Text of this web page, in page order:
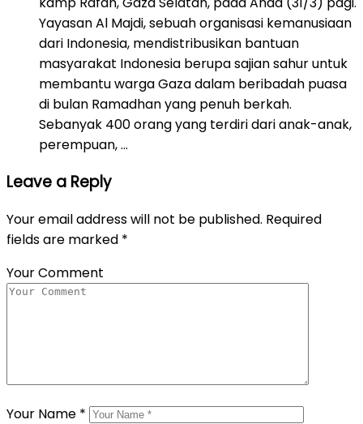
Yayasan Al Majdi, sebuah organisasi kemanusiaan
dari Indonesia, mendistribusikan bantuan
masyarakat Indonesia berupa sajian sahur untuk
membantu warga Gaza dalam beribadah puasa
di bulan Ramadhan yang penuh berkah.
Sebanyak 400 orang yang terdiri dari anak-anak,
perempuan, …
Leave a Reply
Your email address will not be published. Required
fields are marked *
Your Comment
Your Name *